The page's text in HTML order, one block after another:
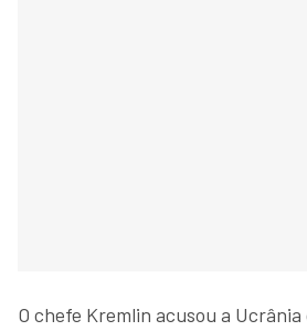
O chefe Kremlin acusou a